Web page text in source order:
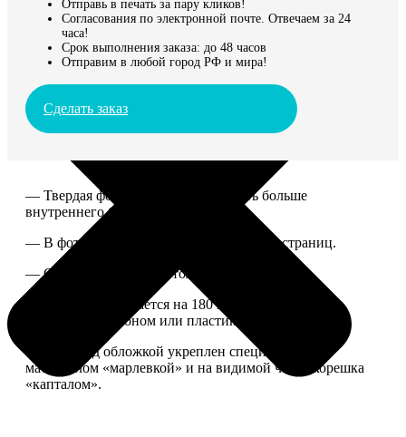
Отправь в печать за пару кликов!
Согласования по электронной почте. Отвечаем за 24
часа!
Срок выполнения заказа: до 48 часов
Отправим в любой город РФ и мира!
Сделать заказ
— Твердая фотообложка, размер чуть больше
внутреннего блока.
— В фотокниге может быть от 20 до 100 страниц.
— Страницы плотные, толщина 1 мм.
— Книга раскрывается на 180 градусов, развороты
укреплены картоном или пластиком.
— Блок под обложкой укреплен специальным
материалом «марлевкой» и на видимой части корешка
«капталом».